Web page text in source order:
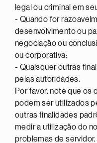
legal ou criminal em
- Quando for
desenvolvimento ou
negociação ou
ou corporativa;
- Quaisquer outras
pelas autoridades.
Por favor, note que os
podem ser utilizados
outras finalidades
medir a utilização do
problemas de